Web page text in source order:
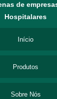
de
Hospitalares
Início
Produtos
Sobre Nós